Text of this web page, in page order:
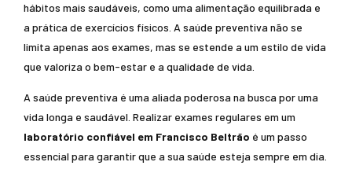
hábitos mais saudáveis, como uma alimentação equilibrada e
a prática de exercícios físicos. A saúde preventiva não se
limita apenas aos exames, mas se estende a um estilo de vida
que valoriza o bem-estar e a qualidade de vida.
A saúde preventiva é uma aliada poderosa na busca por uma
vida longa e saudável. Realizar exames regulares em um
laboratório confiável em Francisco Beltrão é um passo
essencial para garantir que a sua saúde esteja sempre em dia.